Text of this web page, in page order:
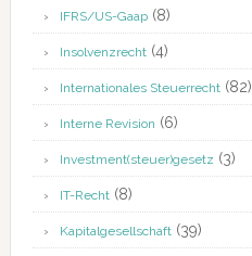
IFRS/US-Gaap(8)
Insolvenzrecht(4)
Internationales Steuerrecht(82)
Interne Revision (6)
Investment(steuer)gesetz (3)
IT-Recht(8)
Kapitalgesellschaft(39)